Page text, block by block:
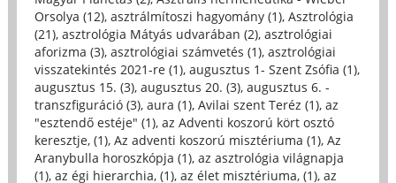
Orsolya (12), asztrálmítoszi hagyomány (1), Asztrológia
(21), asztrológia Mátyás udvarában (2), asztrológiai
aforizma (3), asztrológiai számvetés (1), asztrológiai
visszatekintés 2021-re (1), augusztus 1- Szent Zsófia (1),
augusztus 15. (3), augusztus 20. (3), augusztus 6. -
transzfiguráció (3), aura (1), Avilai szent Teréz (1), az
"esztendő estéje" (1), az Adventi koszorú kört osztó
keresztje, (1), Az adventi koszorú misztériuma (1), Az
Aranybulla horoszkópja (1), az asztrológia világnapja
(1), az égi hierarchia, (1), az élet misztériuma, (1), az